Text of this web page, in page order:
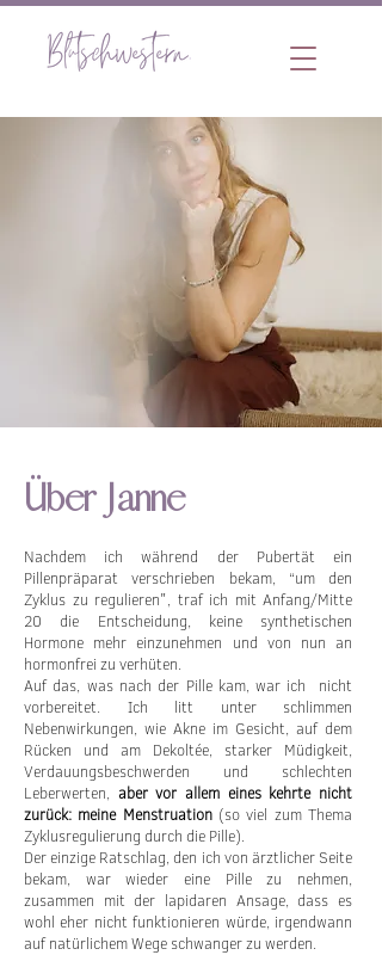
Über Janne
Nachdem ich während der Pubertät ein
Pillenpräparat verschrieben bekam, “um den
Zyklus zu regulieren", traf ich mit Anfang/Mitte
20 die Entscheidung, keine synthetischen
Hormone mehr einzunehmen und von nun an
hormonfrei zu verhüten.
Auf das, was nach der Pille kam, war ich nicht
vorbereitet. Ich litt unter schlimmen
Nebenwirkungen, wie Akne im Gesicht, auf dem
Rücken und am Dekoltée, starker Müdigkeit,
Verdauungsbeschwerden und schlechten
Leberwerten, aber vor allem eines kehrte nicht
zurück: meine Menstruation(so viel zum Thema
Zyklusregulierung durch die Pille).
Der einzige Ratschlag, den ich von ärztlicher Seite
bekam, war wieder eine Pille zu nehmen,
zusammen mit der lapidaren Ansage, dass es
wohl eher nicht funktionieren würde, irgendwann
auf natürlichem Wege schwanger zu werden.